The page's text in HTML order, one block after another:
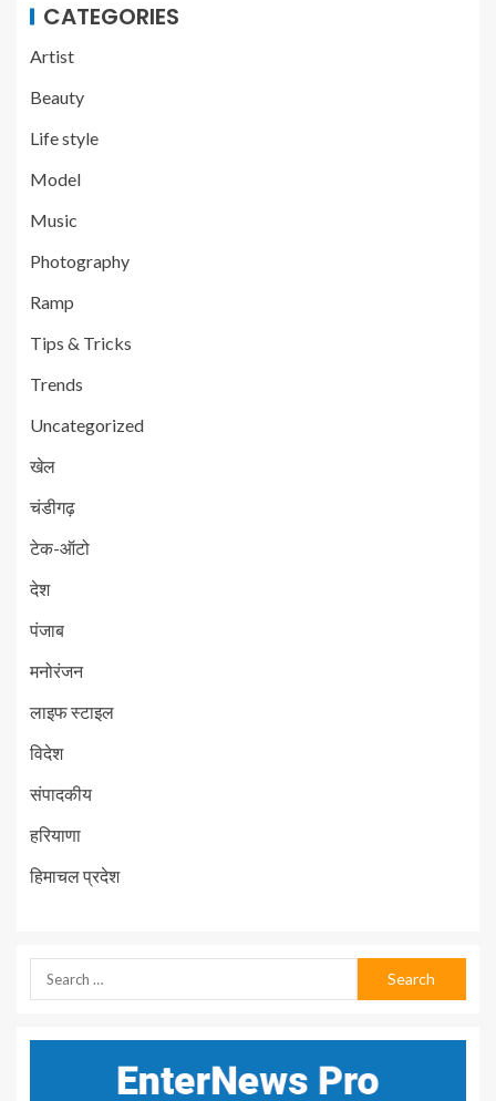
CATEGORIES
Artist
Beauty
Life style
Model
Music
Photography
Ramp
Tips & Tricks
Trends
Uncategorized
खेल
चंडीगढ़
टेक-ऑटो
देश
पंजाब
मनोरंजन
लाइफ स्टाइल
विदेश
संपादकीय
हरियाणा
हिमाचल प्रदेश